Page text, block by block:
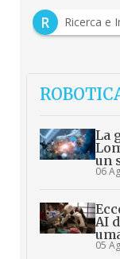
R
Ricerca e
La
un
06
AI
05